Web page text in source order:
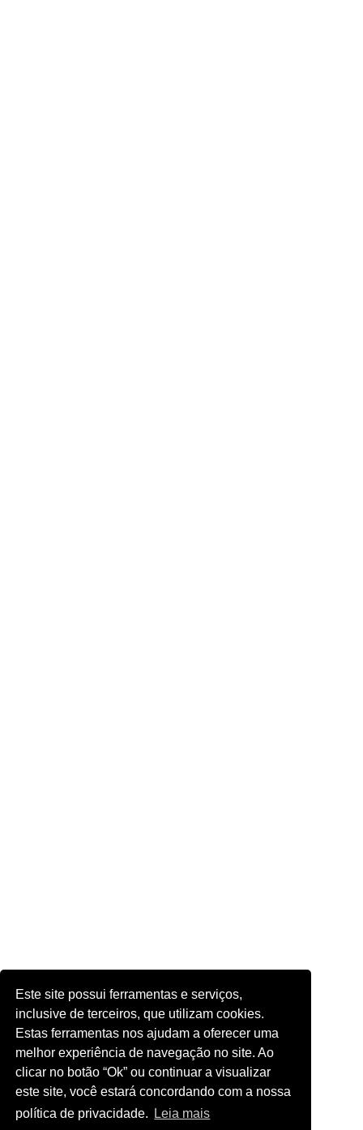
Este site possui ferramentas e serviços,
inclusive de terceiros, que utilizam cookies.
Estas ferramentas nos ajudam a oferecer uma
melhor experiência de navegação no site. Ao
clicar no botão “Ok” ou continuar a visualizar
este site, você estará concordando com a nossa
política de privacidade.
Leia mais